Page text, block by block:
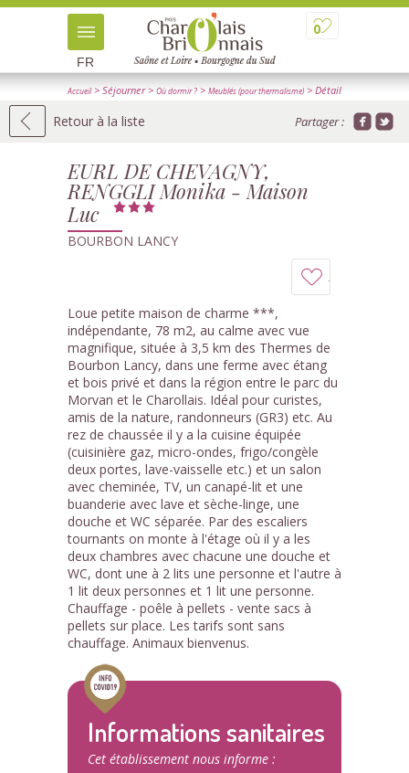
0
FR
Accueil> Séjourner> Où dormir ? > Meublés (pour thermalisme)> Détail
Retour à la liste Partager :
EURL DE CHEVAGNY,
RENGGLI Monika - Maison
Luc
BOURBON LANCY
carnet
Loue petite maison de charme ***,
indépendante, 78 m2, au calme avec vue
magnifique, située à 3,5 km des Thermes de
Bourbon Lancy, dans une ferme avec étang
et bois privé et dans la région entre le parc du
Morvan et le Charollais. Idéal pour curistes,
amis de la nature, randonneurs (GR3) etc. Au
rez de chaussée il y a la cuisine équipée
(cuisinière gaz, micro-ondes, frigo/congèle
deux portes, lave-vaisselle etc.) et un salon
avec cheminée, TV, un canapé-lit et une
buanderie avec lave et sèche-linge, une
douche et WC séparée. Par des escaliers
tournants on monte à l'étage où il y a les
deux chambres avec chacune une douche et
WC, dont une à 2 lits une personne et l'autre à
1 lit deux personnes et 1 lit une personne.
Chauffage - poêle à pellets - vente sacs à
pellets sur place. Les tarifs sont sans
chauffage. Animaux bienvenus.
Informations sanitaires
Cet établissement nous informe :